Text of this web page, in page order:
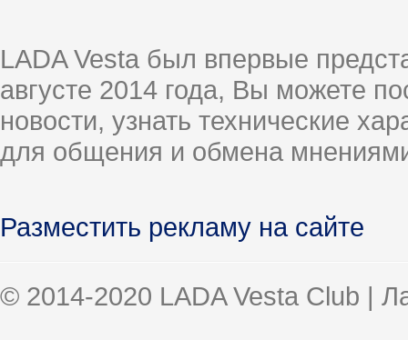
LADA Vesta был впервые
августе 2014 года, Вы можете
новости, узнать технические
для общения и обмена
Разместить рекламу на сайте
© 2014-2020 LADA Vesta Club |